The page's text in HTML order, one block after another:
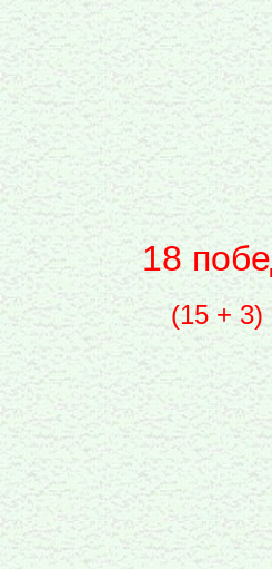
18
(15 + 3)